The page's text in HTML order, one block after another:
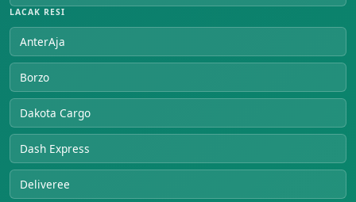
LACAK RESI
AnterAja
Borzo
Dakota Cargo
Dash Express
Deliveree